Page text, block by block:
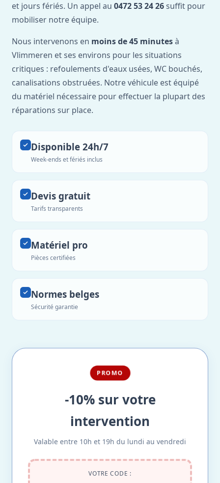
et jours fériés. Un appel au 0472 53 24 26 suffit pour
mobiliser notre équipe.
Nous intervenons en moins de 45 minutesà
Vlimmeren et ses environs pour les situations
critiques : refoulements d'eaux usées, WC bouchés,
canalisations obstruées. Notre véhicule est équipé
du matériel nécessaire pour effectuer la plupart des
réparations sur place.
Disponible 24h/7
Week-ends et fériés inclus
Devis gratuit
Tarifs transparents
Matériel pro
Pièces certifiées
Normes belges
Sécurité garantie
PROMO
-10% sur votre
intervention
Valable entre 10h et 19h du lundi au vendredi
VOTRE CODE :